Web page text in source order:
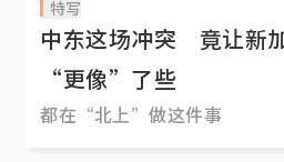
特写
中东这场冲突 竟让新
“更像”了些
都在“北上”做这件事